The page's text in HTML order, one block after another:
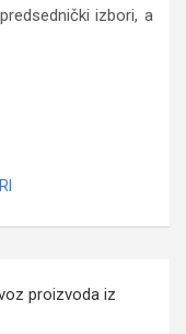
izbori, a
proizvoda iz